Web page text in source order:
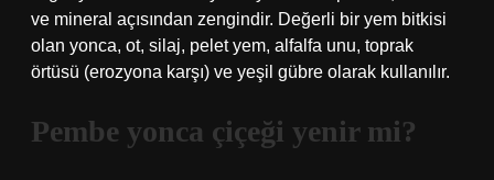
ve mineral açısından zengindir. Değerli bir yem bitkisi
olan yonca, ot, silaj, pelet yem, alfalfa unu, toprak
örtüsü (erozyona karşı) ve yeşil gübre olarak kullanılır.
Pembe yonca çiçeği yenir mi?